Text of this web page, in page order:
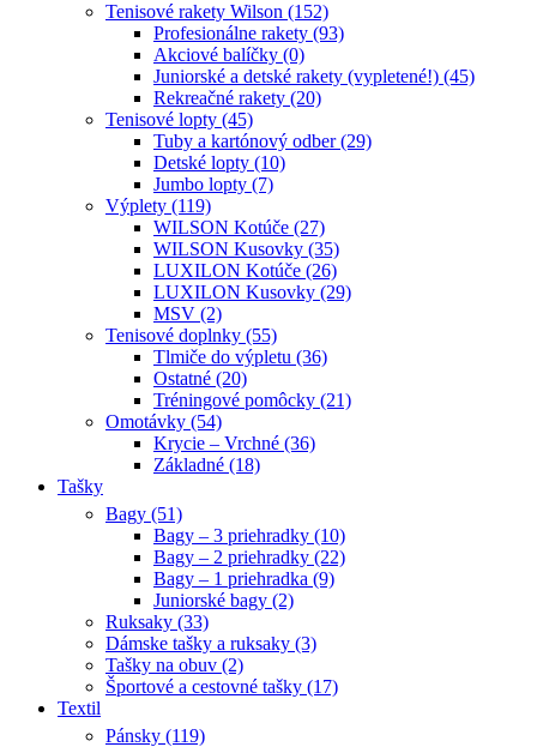
Tenisové rakety Wilson (152)
Profesionálne rakety (93)
Akciové balíčky (0)
Juniorské a detské rakety (vypletené!) (45)
Rekreačné rakety (20)
Tenisové lopty (45)
Tuby a kartónový odber (29)
Detské lopty (10)
Jumbo lopty (7)
Výplety (119)
WILSON Kotúče (27)
WILSON Kusovky (35)
LUXILON Kotúče (26)
LUXILON Kusovky (29)
MSV (2)
Tenisové doplnky (55)
Tlmiče do výpletu (36)
Ostatné (20)
Tréningové pomôcky (21)
Omotávky (54)
Krycie – Vrchné (36)
Základné (18)
Tašky
Bagy (51)
Bagy – 3 priehradky (10)
Bagy – 2 priehradky (22)
Bagy – 1 priehradka (9)
Juniorské bagy (2)
Ruksaky (33)
Dámske tašky a ruksaky (3)
Tašky na obuv (2)
Športové a cestovné tašky (17)
Textil
Pánsky (119)